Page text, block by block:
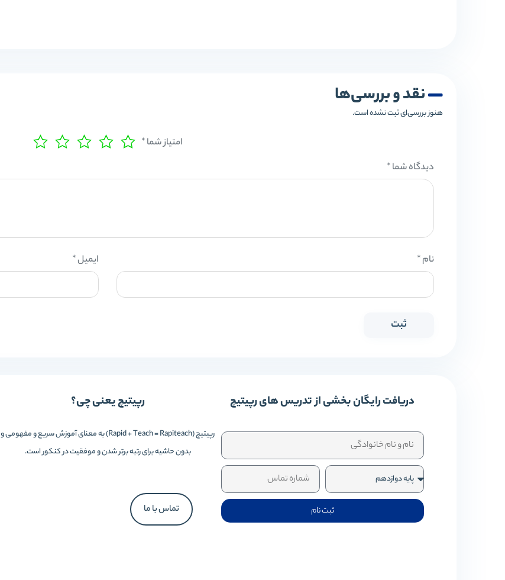
نقد و بررسی‌ها
هنوز بررسی‌ای ثبت نشده است.
امتیاز شما*
دیدگاه شما*
نام* ایمیل*
دریافت رایگان بخشی از تدریس های رپیتیچ
ثبت نام
رپیتیچ یعنی چی؟
رپیتیچ (Rapid + Teach = Rapiteach) به معنای آموزش سریع و مفهومی و
بدون حاشیه برای رتبه برتر شدن و موفقیت در کنکور است.
تماس با ما